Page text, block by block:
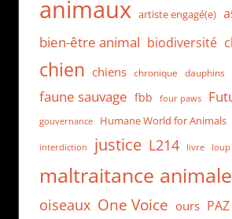
animaux artiste engagé(e)
bien-être animal biodiversité
chien chiens chronique dauphins
faune sauvage fbb four paws
gouvernance Humane World for Animals
interdiction justice L214 livre loup
maltraitance animale
oiseaux One Voice ours PAZ